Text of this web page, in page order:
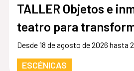
TALLER Objetos e
teatro para
Desde 18 de agosto de 2026 hasta
ESCÉNICAS